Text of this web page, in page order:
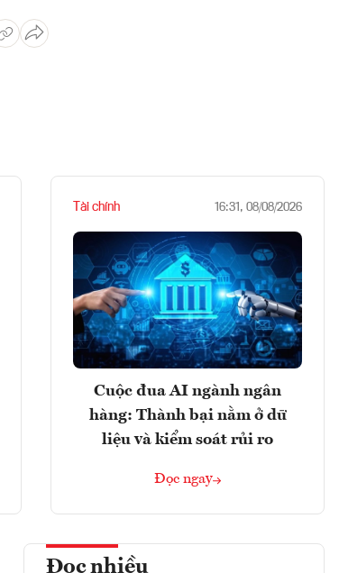
Tài chính 16:31, 08/08/2026
Cuộc đua AI ngành ngân
hàng: Thành bại nằm ở dữ
liệu và kiểm soát rủi ro
Đọc ngay
Đọc nhiều